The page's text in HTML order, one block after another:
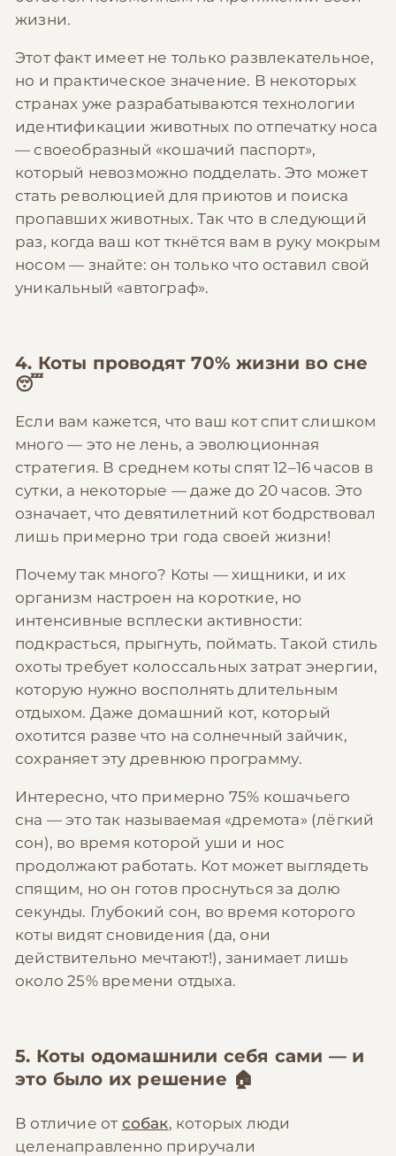
жизни.
Этот факт имеет не только развлекательное,
но и практическое значение. В некоторых
странах уже разрабатываются технологии
идентификации животных по отпечатку носа
— своеобразный «кошачий паспорт»,
который невозможно подделать. Это может
стать революцией для приютов и поиска
пропавших животных. Так что в следующий
раз, когда ваш кот ткнётся вам в руку мокрым
носом — знайте: он только что оставил свой
уникальный «автограф».
4. Коты проводят 70% жизни во сне
😴
Если вам кажется, что ваш кот спит слишком
много — это не лень, а эволюционная
стратегия. В среднем коты спят 12–16 часов в
сутки, а некоторые — даже до 20 часов. Это
означает, что девятилетний кот бодрствовал
лишь примерно три года своей жизни!
Почему так много? Коты — хищники, и их
организм настроен на короткие, но
интенсивные всплески активности:
подкрасться, прыгнуть, поймать. Такой стиль
охоты требует колоссальных затрат энергии,
которую нужно восполнять длительным
отдыхом. Даже домашний кот, который
охотится разве что на солнечный зайчик,
сохраняет эту древнюю программу.
Интересно, что примерно 75% кошачьего
сна — это так называемая «дремота» (лёгкий
сон), во время которой уши и нос
продолжают работать. Кот может выглядеть
спящим, но он готов проснуться за долю
секунды. Глубокий сон, во время которого
коты видят сновидения (да, они
действительно мечтают!), занимает лишь
около 25% времени отдыха.
5. Коты одомашнили себя сами — и
это было их решение 🏠
В отличие от собак, которых люди
целенаправленно приручали